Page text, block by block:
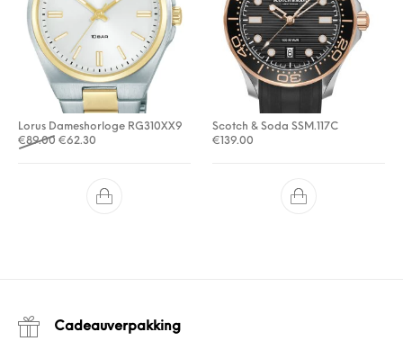
Lorus Dameshorloge RG310XX9
€89.00 Oorspronkelijke prijs was: €89.00.
€62.30 Huidige prijs is: €62.30.
Scotch & Soda SSM.117C
€ 139.00
Cadeauverpakking